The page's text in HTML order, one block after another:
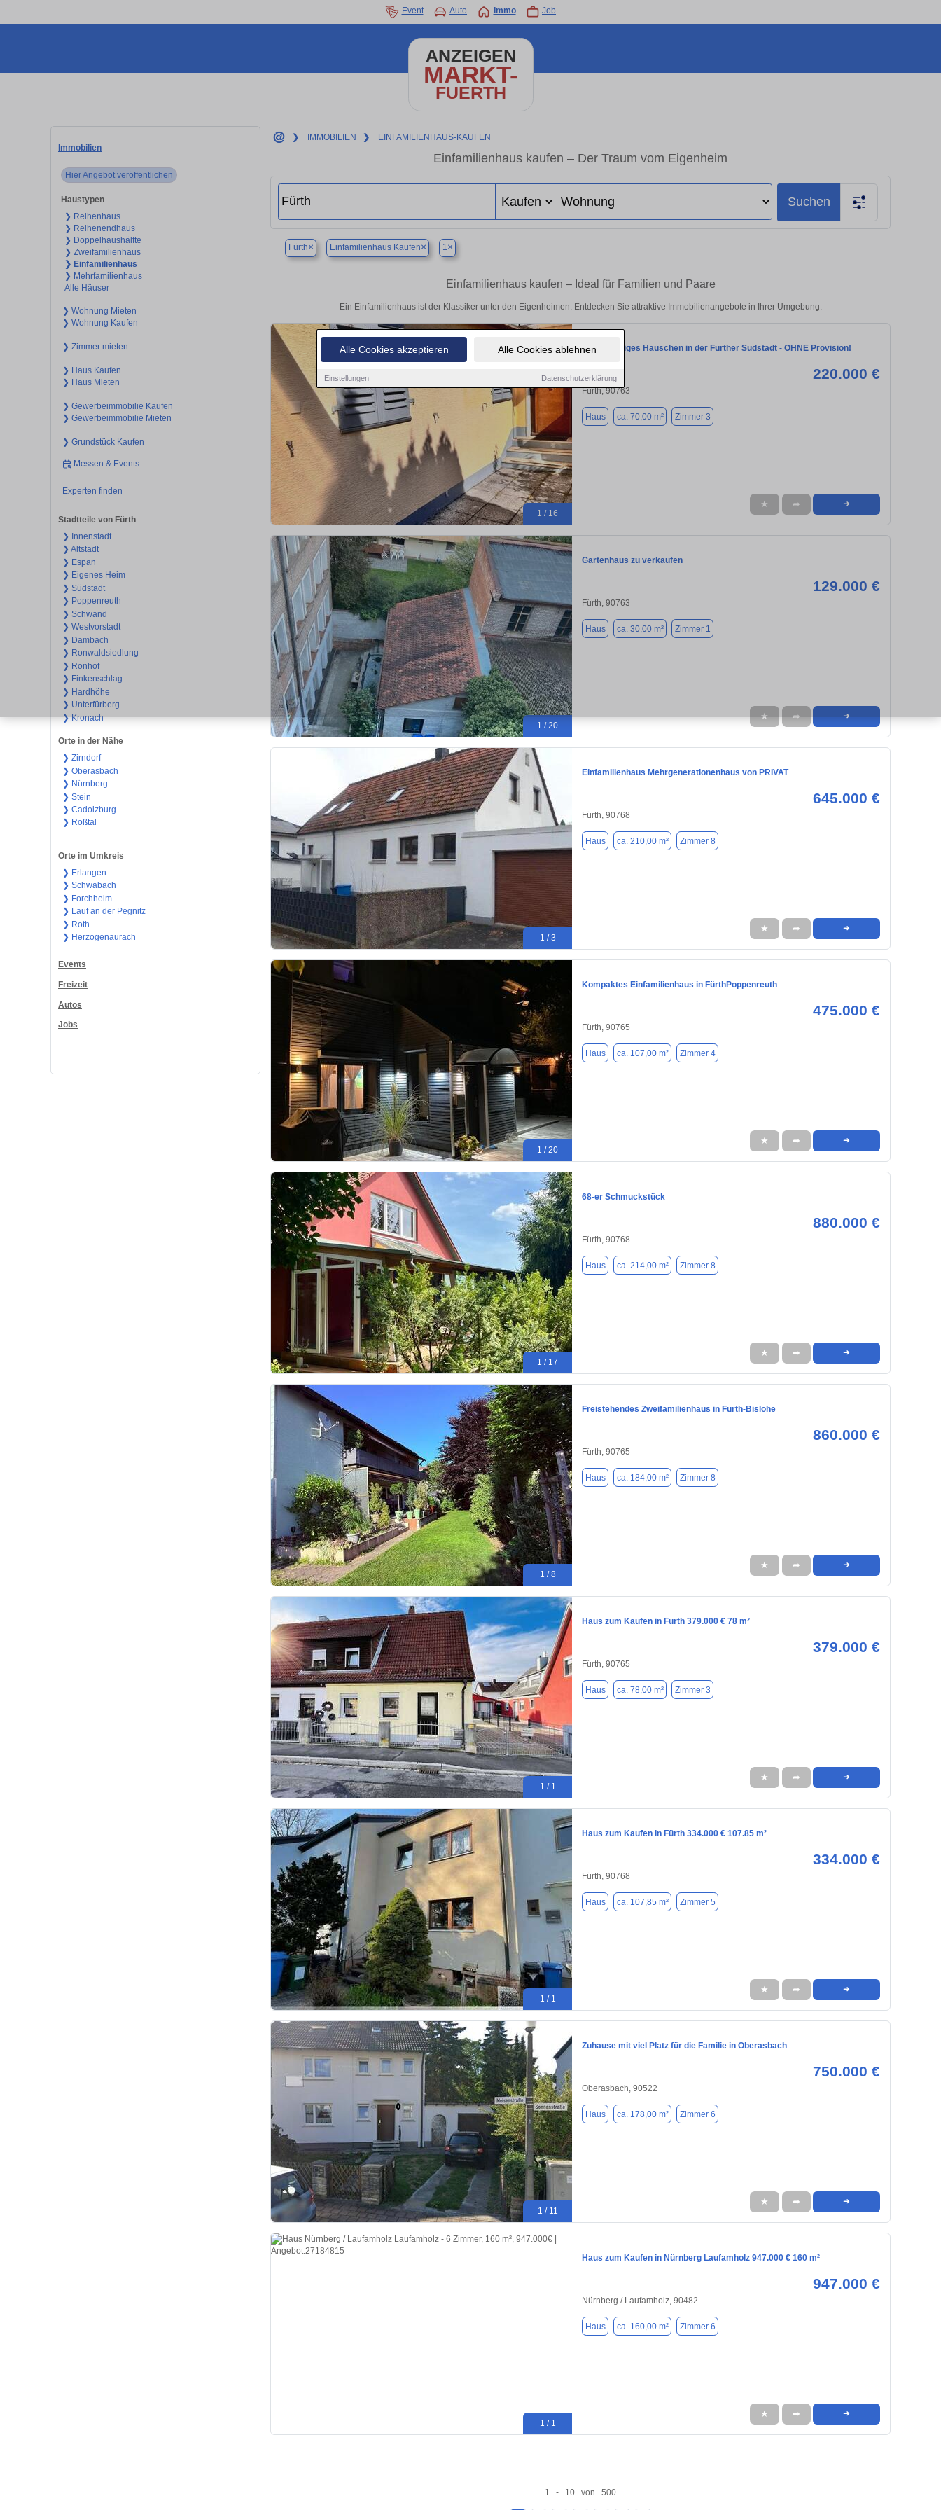
Alle Cookies akzeptieren Alle Cookies ablehnen
Einstellungen Datenschutzerklärung
Event Auto Immo Job
ANZEIGEN
MARKT-
FUERTH
Immobilien
Hier Angebot veröffentlichen
Haustypen
❯ Reihenhaus
❯ Reihenendhaus
❯ Doppelhaushälfte
❯ Zweifamilienhaus
❯ Einfamilienhaus
❯ Mehrfamilienhaus
Alle Häuser
❯ Wohnung Mieten
❯ Wohnung Kaufen
❯ Zimmer mieten
❯ Haus Kaufen
❯ Haus Mieten
❯ Gewerbeimmobilie Kaufen
❯ Gewerbeimmobilie Mieten
❯ Grundstück Kaufen
Messen & Events
Experten finden
Stadtteile von Fürth
❯ Innenstadt
❯ Altstadt
❯ Espan
❯ Eigenes Heim
❯ Südstadt
❯ Poppenreuth
❯ Schwand
❯ Westvorstadt
❯ Dambach
❯ Ronwaldsiedlung
❯ Ronhof
❯ Finkenschlag
❯ Hardhöhe
❯ Unterfürberg
❯ Kronach
Orte in der Nähe
❯ Zirndorf
❯ Oberasbach
❯ Nürnberg
❯ Stein
❯ Cadolzburg
❯ Roßtal
Orte im Umkreis
❯ Erlangen
❯ Schwabach
❯ Forchheim
❯ Lauf an der Pegnitz
❯ Roth
❯ Herzogenaurach
Events
Freizeit
Autos
Jobs
❯ IMMOBILIEN ❯ EINFAMILIENHAUS-KAUFEN
Einfamilienhaus kaufen – Der Traum vom Eigenheim
Suchen
Fürth× Einfamilienhaus Kaufen× 1×
Einfamilienhaus kaufen – Ideal für Familien und Paare
Ein Einfamilienhaus ist der Klassiker unter den Eigenheimen. Entdecken Sie attraktive Immobilienangebote in Ihrer Umgebung.
1 / 16
Schnuckeliges Häuschen in der Fürther Südstadt - OHNE Provision!
220.000 €
Fürth, 90763
Haus ca. 70,00 m² Zimmer 3
★ ➦ ➜
1 / 20
Gartenhaus zu verkaufen
129.000 €
Fürth, 90763
Haus ca. 30,00 m² Zimmer 1
★ ➦ ➜
1 / 3
Einfamilienhaus Mehrgenerationenhaus von PRIVAT
645.000 €
Fürth, 90768
Haus ca. 210,00 m² Zimmer 8
★ ➦ ➜
1 / 20
Kompaktes Einfamilienhaus in FürthPoppenreuth
475.000 €
Fürth, 90765
Haus ca. 107,00 m² Zimmer 4
★ ➦ ➜
1 / 17
68-er Schmuckstück
880.000 €
Fürth, 90768
Haus ca. 214,00 m² Zimmer 8
★ ➦ ➜
1 / 8
Freistehendes Zweifamilienhaus in Fürth-Bislohe
860.000 €
Fürth, 90765
Haus ca. 184,00 m² Zimmer 8
★ ➦ ➜
1 / 1
Haus zum Kaufen in Fürth 379.000 € 78 m²
379.000 €
Fürth, 90765
Haus ca. 78,00 m² Zimmer 3
★ ➦ ➜
1 / 1
Haus zum Kaufen in Fürth 334.000 € 107.85 m²
334.000 €
Fürth, 90768
Haus ca. 107,85 m² Zimmer 5
★ ➦ ➜
1 / 11
Zuhause mit viel Platz für die Familie in Oberasbach
750.000 €
Oberasbach, 90522
Haus ca. 178,00 m² Zimmer 6
★ ➦ ➜
1 / 1
Haus zum Kaufen in Nürnberg Laufamholz 947.000 € 160 m²
947.000 €
Nürnberg / Laufamholz, 90482
Haus ca. 160,00 m² Zimmer 6
★ ➦ ➜
1 - 10 von 500